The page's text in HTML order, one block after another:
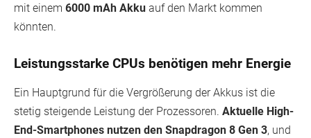
mit einem 6000 mAh Akku auf den Markt kommen
könnten.
Leistungsstarke CPUs benötigen mehr Energie
Ein Hauptgrund für die Vergrößerung der Akkus ist die
stetig steigende Leistung der Prozessoren. Aktuelle High-
End-Smartphones nutzen den Snapdragon 8 Gen 3, und